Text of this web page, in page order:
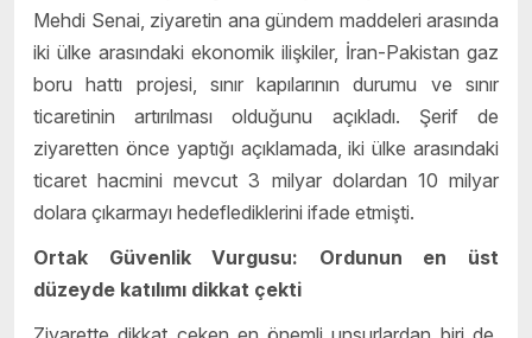
Mehdi Senai, ziyaretin ana gündem maddeleri arasında
iki ülke arasındaki ekonomik ilişkiler, İran-Pakistan gaz
boru hattı projesi, sınır kapılarının durumu ve sınır
ticaretinin artırılması olduğunu açıkladı. Şerif de
ziyaretten önce yaptığı açıklamada, iki ülke arasındaki
ticaret hacmini mevcut 3 milyar dolardan 10 milyar
dolara çıkarmayı hedeflediklerini ifade etmişti.
Ortak Güvenlik Vurgusu: Ordunun en üst
düzeyde katılımı dikkat çekti